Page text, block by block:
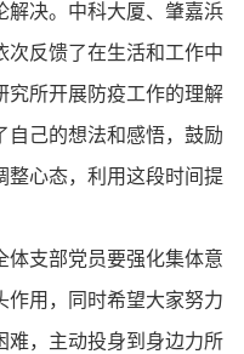
解决。中科大厦、肇嘉浜
次反馈了在生活和工作中
究所开展防疫工作的理解
自己的想法和感悟，鼓励
整心态，利用这段时间提
支部党员要强化集体意
作用，同时希望大家努力
难，主动投身到身边力所